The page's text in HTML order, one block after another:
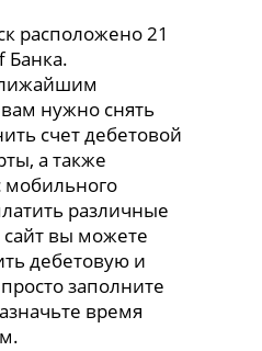
расположено 21
Банка.
нужно снять
счет дебетовой
а также
мобильного
различные
вы можете
дебетовую и
заполните
время